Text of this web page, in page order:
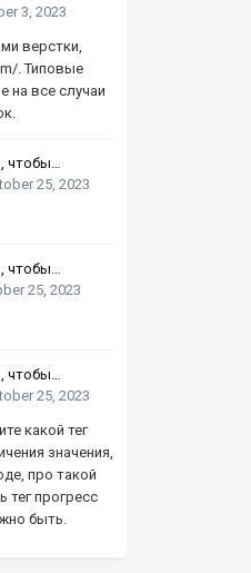
3, 2023
верстки,
. Типовые
на все случаи
чтобы
вверх-
25, 2023
чтобы
вверх-
25, 2023
чтобы
вверх-
25, 2023
какой тег
значения,
про такой
тег прогресс
быть.